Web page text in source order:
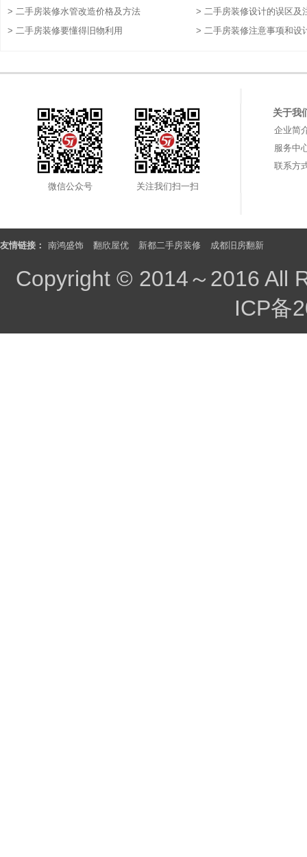
> 二手房装修水管改造价格及方法
> 二手房装修设计的误区及
> 二手房装修要懂得旧物利用
> 二手房装修注意事项和设
微信公众号 关注我们扫一扫
关于我
企业简
服务中
联系方
友情链接： 南鸿盛饰 翻欣屋优 新都二手房装修 成都旧房翻新
Copyright © 2014～2016 All
ICP备